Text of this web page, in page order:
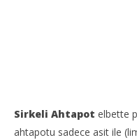
Sirkeli Ahtapot elbette
ahtapotu sadece asit ile